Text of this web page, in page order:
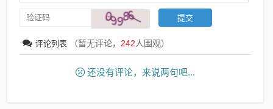
评论列表 （暂无评论， 242人围观）
还没有评论，来说两句吧...